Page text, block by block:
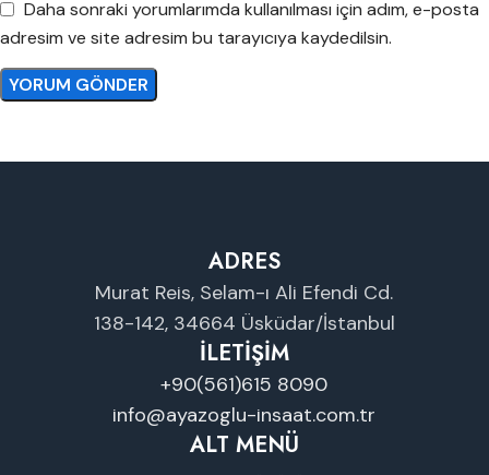
Daha sonraki yorumlarımda kullanılması için adım, e-posta
adresim ve site adresim bu tarayıcıya kaydedilsin.
ADRES
Murat Reis, Selam-ı Ali Efendi Cd.
138-142, 34664 Üsküdar/İstanbul
İLETİŞİM
+90(561)615 8090
info@ayazoglu-insaat.com.tr
ALT MENÜ